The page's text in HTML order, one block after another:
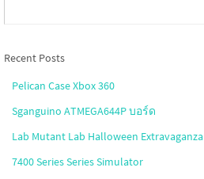
Recent Posts
Pelican Case Xbox 360
Sganguino ATMEGA644P บอร์ด
Lab Mutant Lab Halloween Extravaganza
7400 Series Series Simulator